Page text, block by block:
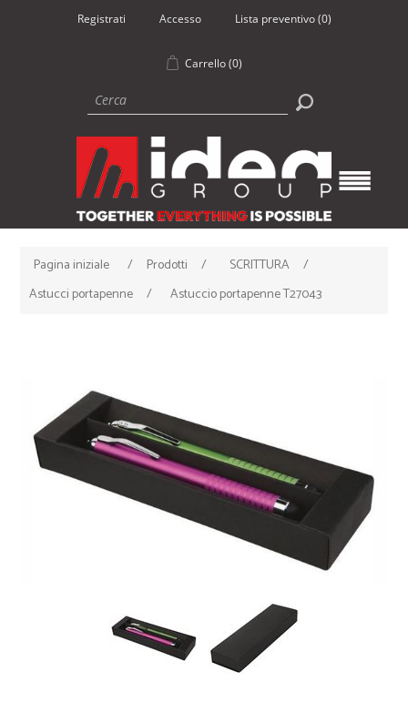
Registrati Accesso Lista preventivo (0)
Carrello (0)
Pagina iniziale / Prodotti / SCRITTURA
/
Astucci portapenne
/ Astuccio portapenne T27043